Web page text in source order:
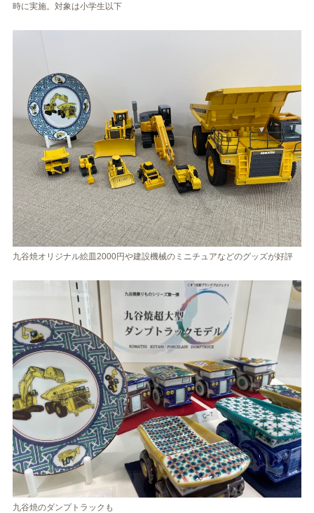
時に実施。対象は小学生以下
九谷焼オリジナル絵皿2000円や建設機械のミニチュアなどのグッズが好評
九谷焼のダンプトラックも